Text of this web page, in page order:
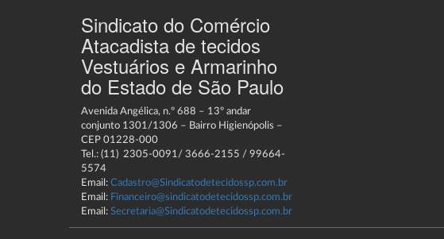
Sindicato do Comércio
Atacadista de tecidos
Vestuários e Armarinho
do Estado de São Paulo
Avenida Angélica, n.º 688 – 13º andar
conjunto 1301/1306 – Bairro Higienópolis –
CEP 01228-000
Tel.: (11) 2305-0091/ 3666-2155 / 99664-
5574
Email: Cadastro@Sindicatodetecidossp.com.br
Email: Financeiro@sindicatodetecidossp.com.br
Email: Secretaria@Sindicatodetecidossp.com.br